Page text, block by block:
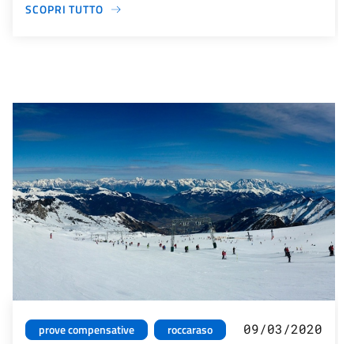
SCOPRI TUTTO
prove compensative
roccaraso
09/03/2020